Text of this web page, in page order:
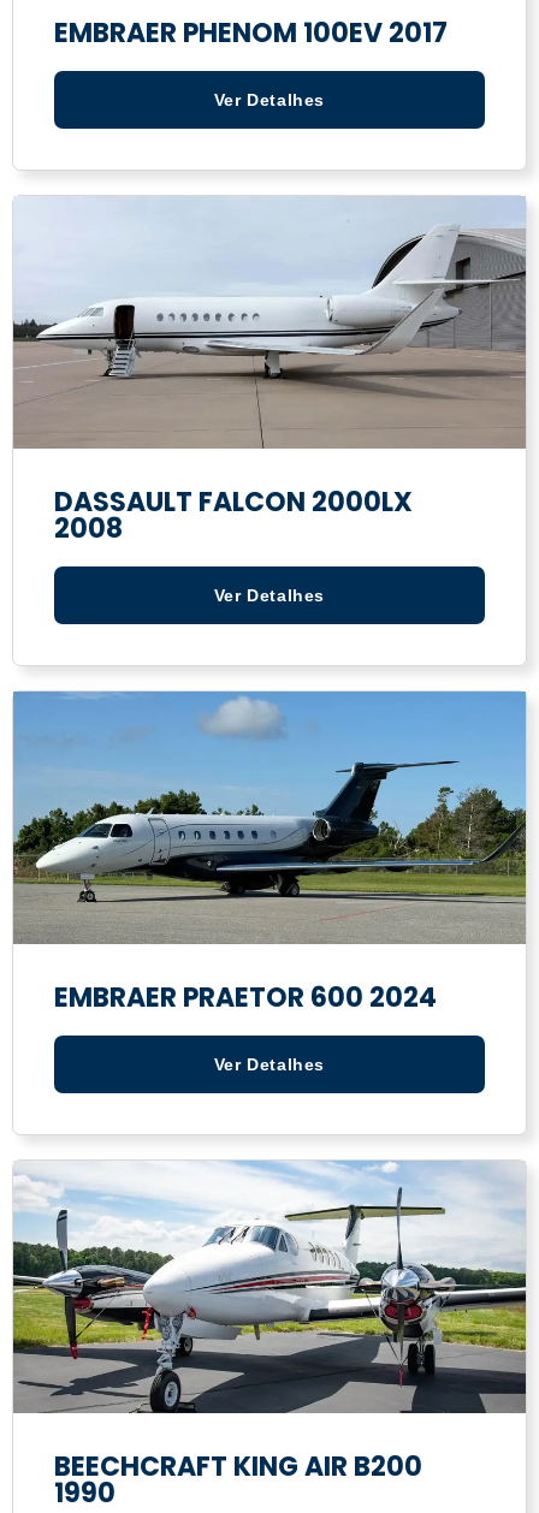
EMBRAER PHENOM 100EV 2017
Ver Detalhes
DASSAULT FALCON 2000LX
2008
Ver Detalhes
EMBRAER PRAETOR 600 2024
Ver Detalhes
BEECHCRAFT KING AIR B200
1990